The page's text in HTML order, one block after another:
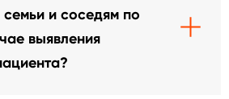
и соседям по
выявления